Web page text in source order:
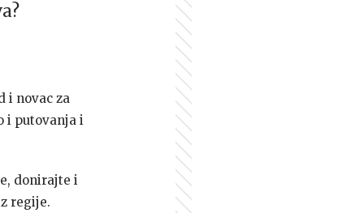
i novac za
i putovanja i
donirajte i
regije.